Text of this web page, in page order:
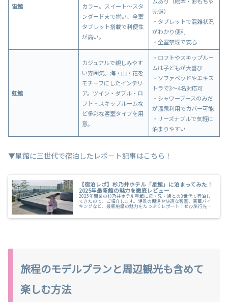
宙館
カラー。スイート〜スタ
ンダードまで揃い、全室
タブレット搭載で利便性
が高い。
完備）
・タブレットで混雑状況
がわかり便利
・全室禁煙で安心
虹館
カジュアルで親しみやす
い雰囲気。海・山・花を
モチーフにしたインテリ
ア。ツイン・ダブル・ロ
フト・スキップルームな
ど多彩な客室タイプを用
意。
・ロフトやスキップルー
ムは子どもが大喜び
・ソファベッドやエキス
トラで3〜4名対応可
・シャワーブースのみだ
が温泉利用でカバー可能
・リーズナブルで気軽に
泊まりやすい
▼星館に三世代で宿泊したレポート記事はこちら！
【宿泊レポ】杉乃井ホテル「星館」に泊まってみた！
2025年最新館の魅力を徹底レビュー
2025年開業の杉乃井ホテル星館に母・兄・娘との3世代で宿泊し
てきたので、ご紹介します。絶景の棚湯や快適な客室、豪華バイ
キングなど、最新施設の魅力をたっぷりレポート！ぜひ旅行先選
旅程のモデルプランと周辺観光も含めて
楽しむ方法